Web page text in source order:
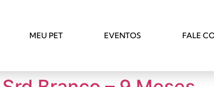
MEU PET EVENTOS FALE